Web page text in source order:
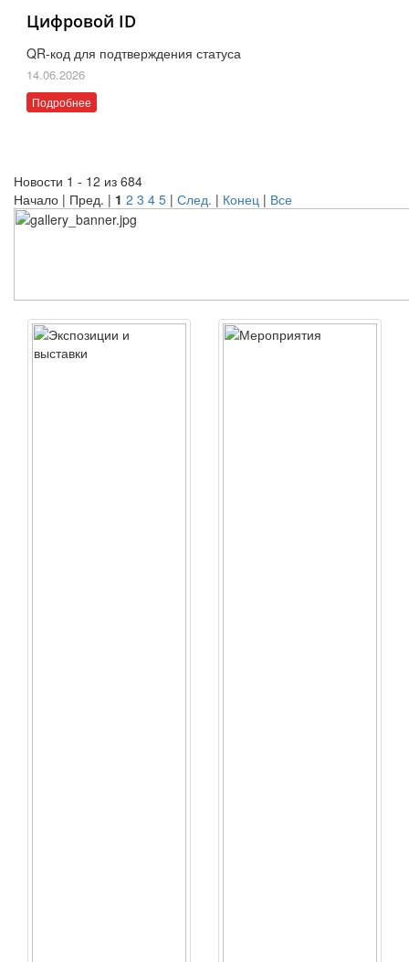
Цифровой ID
QR-код для подтверждения статуса
14.06.2026
Подробнее
Новости 1 - 12 из 684
Начало | Пред. | 1 2 3 4 5 | След. | Конец | Все